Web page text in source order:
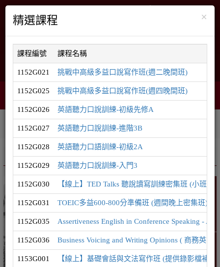
English 網站導覽
網頁選單
購物車 0
智能客服
課程系列
相關連結
推廣課程 英語系列
英語
精選課程
×
精選課程
課程編號 課程名稱
1152G021 挑戰中高級多益口說寫作班(週二晚間班)
1152G025 挑戰中高級多益口說寫作班(週四晚間班)
1152G026 英語聽力口說訓練-初級先修A
1152G027 英語聽力口說訓練-進階3B
1152G028 英語聽力口語訓練-初級2A
1152G029 英語聽力口說訓練-入門3
1152G030 【線上】TED Talks 聽說讀寫訓練密集班 (小班制
1152G031 TOEIC多益600-800分準備班 (週間晚上密集班)
1152G035 Assertiveness English in Conference Speaking -
1152G036 Business Voicing and Writing Opinions ( 商務英語
1153G001 【線上】基礎會話與文法寫作班 (提供錄影檔補課